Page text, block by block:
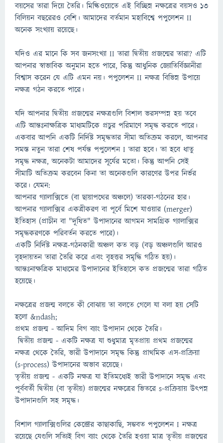
বয়সের তারা দিয়ে তৈরি। মিল্কিওয়েতে এই বিচ্ছিন্ন নক্ষত্রের বয়সও 13
বিলিয়ন বছরেরও বেশি। আমাদের বর্তমান মহাবিশ্বে পপুলেশন II
অনেক সংখ্যায় রয়েছে।
যদিও এর মানে কি সব জনসংখ্যা II তারা দ্বিতীয় প্রজন্মের তারা? এটি
আপনার স্বাভাবিক অনুমান হতে পারে, কিন্তু আধুনিক জ্যোতির্বিজ্ঞানীরা
বিশ্বাস করেন যে এটি এমন নয়। পপুলেশন II নক্ষত্র বিভিন্ন উপায়ে
নক্ষত্র গঠন করতে পারে।
যদি আপনার দ্বিতীয় প্রজন্মের নক্ষত্রগুলি বিশাল ভরসম্পন্ন হয় তবে
এটি আন্তঃনাক্ষত্রিক মাধ্যমটিকে প্রচুর পরিমাণে সমৃদ্ধ করতে পারে।
একবার আপনি একটি নির্দিষ্ট সমৃদ্ধতার সীমা অতিক্রম করলে, আপনার
সমস্ত নতুন তারা শেষ পর্যন্ত পপুলেশন I তারা হবে। তা হবে ধাতু
সমৃদ্ধ নক্ষত্র, অনেকটা আমাদের সূর্যের মতো। কিন্তু আপনি সেই
সীমাটি অতিক্রম করবেন কিনা তা অনেকগুলি কারণের উপর নির্ভর
করে। যেমন:
আপনার গ্যালাক্সিতে (বা ছায়াপথের অঞ্চলে) তারকা-গঠনের হার।
আপনার গ্যালাক্সির একত্রীকরণ বা পূর্বে মিশে যাওয়ার (merger)
ইতিহাস (প্রাচীন বা "দূষিত" উপাদানের আগমন সামগ্রিক গ্যালাক্সির
সমৃদ্ধকরণকে পরিবর্তন করতে পারে)।
একটি নির্দিষ্ট নক্ষত্র-গঠনকারী অঞ্চল কত বড় (বড় অঞ্চলগুলি আরও
বৃহদায়তন তারা তৈরি করে এবং বৃহত্তর সমৃদ্ধি গঠিত হয়)।
আন্তঃনাক্ষত্রিক মাধ্যমের উপাদানের ইতিহাসে কত প্রজন্মের তারা গঠিত
হয়েছে।
নক্ষত্রের প্রজন্ম বলতে কী বোঝায় তা বলতে গেলে যা বলা হয় সেটি
হলো &ndash;
প্রথম প্রজন্ম - আদিম বিগ ব্যাং উপাদান থেকে তৈরি।
দ্বিতীয় প্রজন্ম - একটি নক্ষত্র যা শুধুমাত্র মৃতপ্রায় প্রথম প্রজন্মের
নক্ষত্র থেকে তৈরি, ভারী উপাদানে সমৃদ্ধ কিন্তু প্রাথমিক এস-প্রক্রিয়া
(s-process) উপাদানের অভাব রয়েছে।
তৃতীয় প্রজন্ম - একটি নক্ষত্র যা ইতিমধ্যেই ভারী উপাদানে সমৃদ্ধ এবং
পূর্ববর্তী দ্বিতীয় (বা তৃতীয়) প্রজন্মের নক্ষত্রের ভিতরে s-প্রক্রিয়ায় উৎপন্ন
উপাদানগুলি সহ সমৃদ্ধ।
বিশাল গ্যালাক্সিগুলির কেন্দ্রের কাছাকাছি, সম্ভবত পপুলেশন I নক্ষত্র
রয়েছে যেগুলি সত্যিই বিগ ব্যাং থেকে তৈরি হওয়া মাত্র তৃতীয় প্রজন্মের